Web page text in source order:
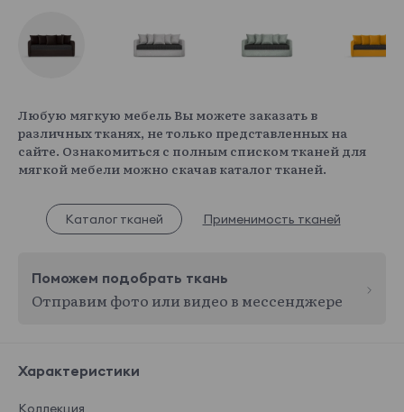
Любую мягкую мебель Вы можете заказать в
различных тканях, не только представленных на
сайте. Ознакомиться с полным списком тканей для
мягкой мебели можно скачав каталог тканей.
Каталог тканей Применимость тканей
Поможем подобрать ткань
Отправим фото или видео в мессенджере
Характеристики